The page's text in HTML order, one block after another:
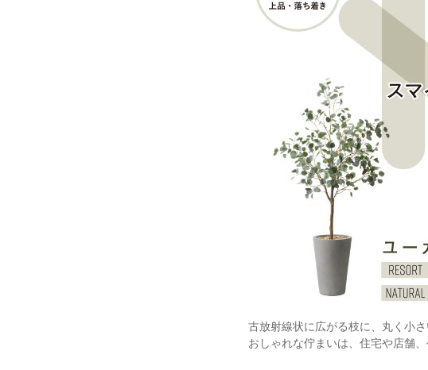
古放射線状に広がる枝に、丸く小
おしゃれな佇まいは、住宅や店舗